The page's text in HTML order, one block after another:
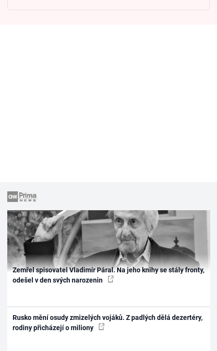
Zemřel spisovatel Vladimír Páral. Na jeho knihy se stály fronty,
odešel v den svých narozenin
Rusko mění osudy zmizelých vojáků. Z padlých dělá dezertéry,
rodiny přicházejí o miliony